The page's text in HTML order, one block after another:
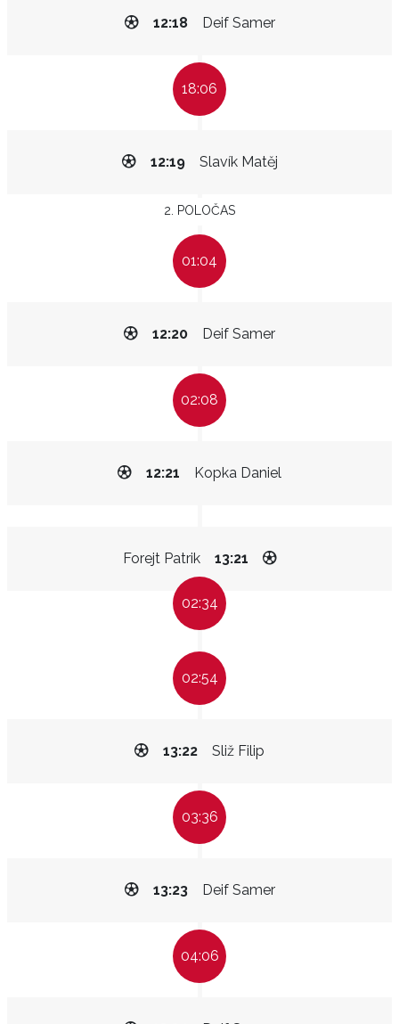
Deif Samer
12:18
18:06
Slavík Matěj
12:19
2. POLOČAS
01:04
Deif Samer
12:20
02:08
Kopka Daniel
12:21
Forejt Patrik 13:21
02:34
02:54
Sliž Filip
13:22
03:36
Deif Samer
13:23
04:06